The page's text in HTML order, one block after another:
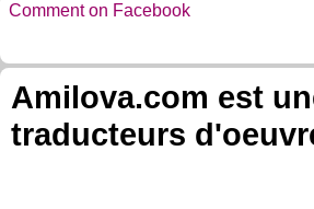
Comment on Facebook
Amilova.com est
traducteurs